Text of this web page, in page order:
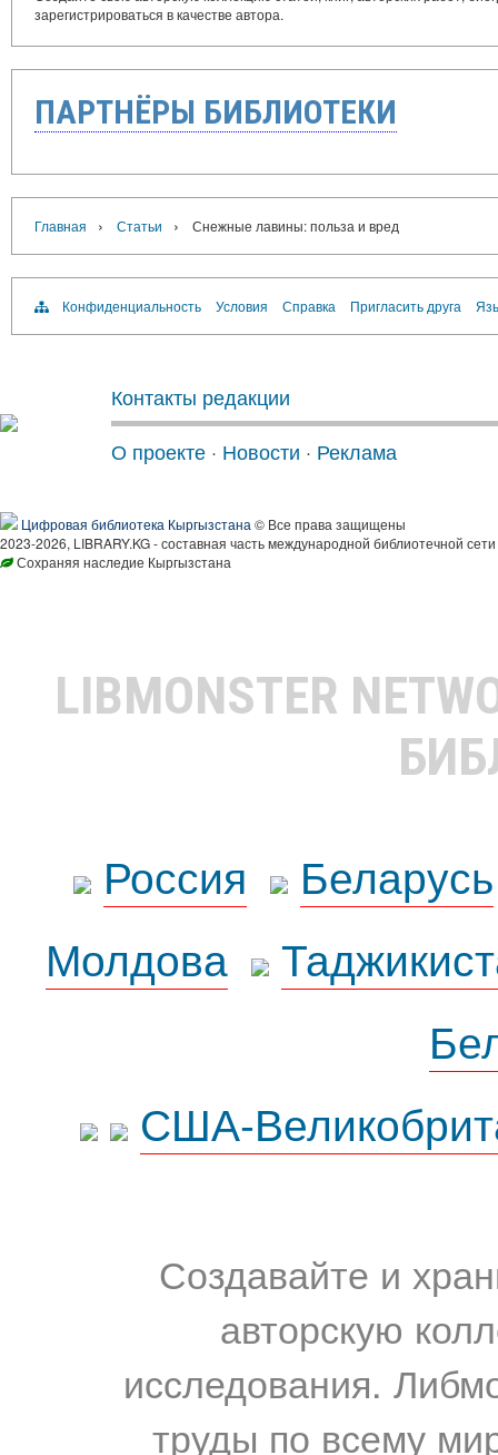
зарегистрироваться в качестве автора.
ПАРТНЁРЫ БИБЛИОТЕКИ
Главная › Статьи › Снежные лавины: польза и вред
Конфиденциальность Условия Справка Пригласить друга
Контакты редакции
О проекте · Новости · Реклама
Цифровая библиотека Кыргызстана © Все права защищены
2023-2026, LIBRARY.KG - составная часть международной библиотечной
Сохраняя наследие Кыргызстана
LIBMONSTER
Россия
Беларусь
Молдова
США-
Создавайте и
авторскую
исследования.
труды по всему